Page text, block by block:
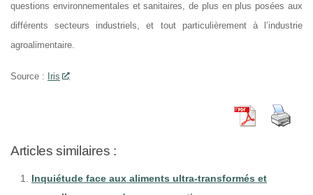
questions environnementales et sanitaires, de plus en plus posées aux
différents secteurs industriels, et tout particulièrement à l’industrie
agroalimentaire.
Source : Iris
Articles similaires :
Inquiétude face aux aliments ultra-transformés et